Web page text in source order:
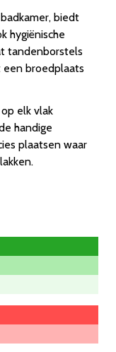
biedt
hygiënische
tandenborstels
een broedplaats
elk vlak
handige
plaatsen waar